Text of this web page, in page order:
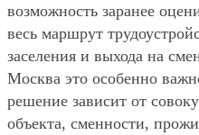
возможность заранее
весь маршрут
заселения и выхода на
Москва это особенно
решение зависит от
объекта, сменности,